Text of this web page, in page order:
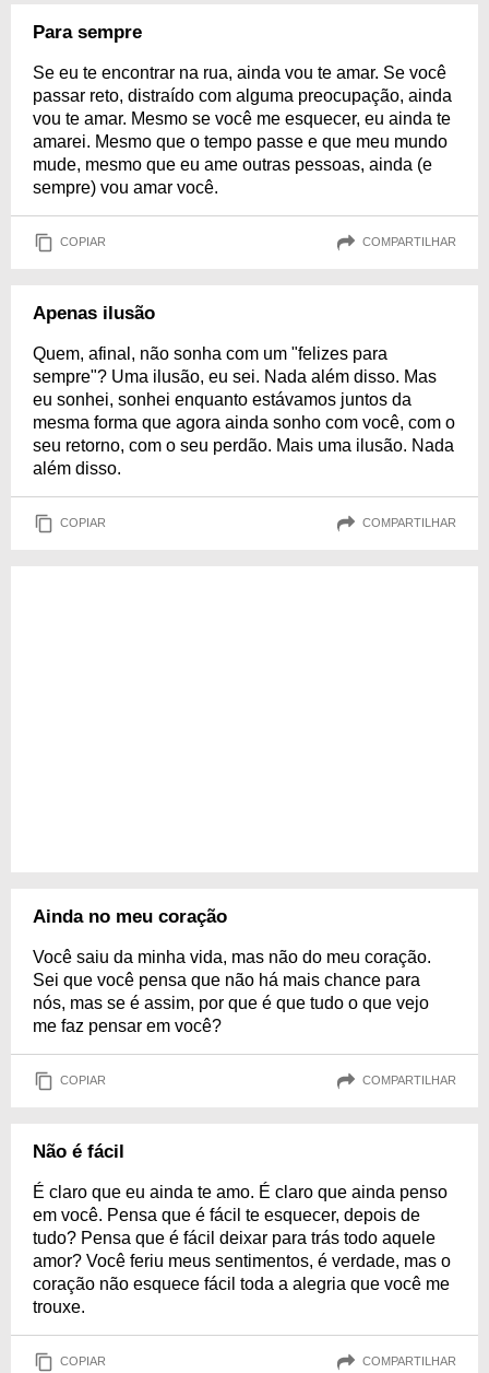
Para sempre
Se eu te encontrar na rua, ainda vou te amar. Se você
passar reto, distraído com alguma preocupação, ainda
vou te amar. Mesmo se você me esquecer, eu ainda te
amarei. Mesmo que o tempo passe e que meu mundo
mude, mesmo que eu ame outras pessoas, ainda (e
sempre) vou amar você.
COPIAR COMPARTILHAR
Apenas ilusão
Quem, afinal, não sonha com um "felizes para
sempre"? Uma ilusão, eu sei. Nada além disso. Mas
eu sonhei, sonhei enquanto estávamos juntos da
mesma forma que agora ainda sonho com você, com o
seu retorno, com o seu perdão. Mais uma ilusão. Nada
além disso.
COPIAR COMPARTILHAR
Ainda no meu coração
Você saiu da minha vida, mas não do meu coração.
Sei que você pensa que não há mais chance para
nós, mas se é assim, por que é que tudo o que vejo
me faz pensar em você?
COPIAR COMPARTILHAR
Não é fácil
É claro que eu ainda te amo. É claro que ainda penso
em você. Pensa que é fácil te esquecer, depois de
tudo? Pensa que é fácil deixar para trás todo aquele
amor? Você feriu meus sentimentos, é verdade, mas o
coração não esquece fácil toda a alegria que você me
trouxe.
COPIAR COMPARTILHAR